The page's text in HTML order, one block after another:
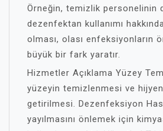
Örneğin, temizlik personelinin
dezenfektan kullanımı
olması, olası enfeksiyonların
büyük bir fark yaratır.
Hizmetler Açıklama Yüzey
yüzeyin temizlenmesi ve
getirilmesi. Dezenfeksiyon
yayılmasını önlemek için